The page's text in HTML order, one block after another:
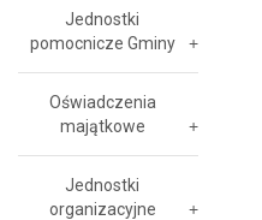
Jednostki
pomocnicze Gminy
Oświadczenia
majątkowe
Jednostki
organizacyjne